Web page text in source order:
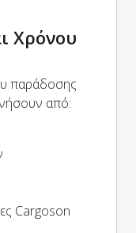
Χρόνου
παράδοσης
από:
Cargoson